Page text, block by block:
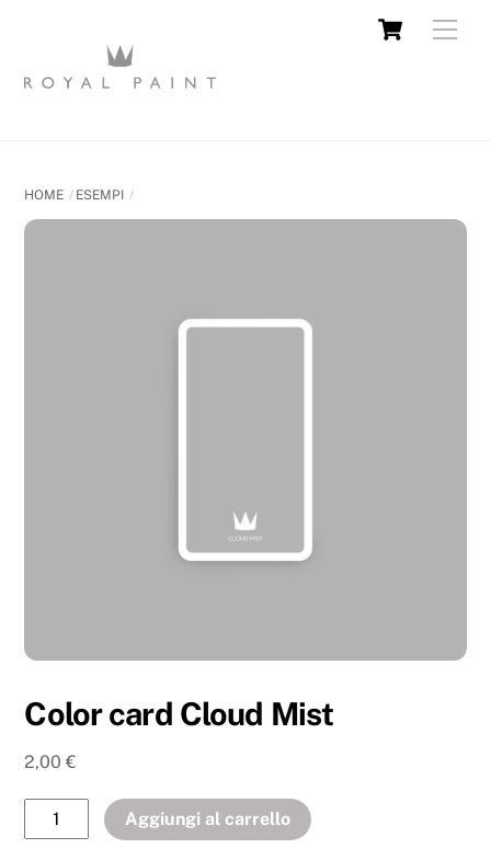
HOME ESEMPI
Color card Cloud Mist
2,00€
Aggiungi al carrello